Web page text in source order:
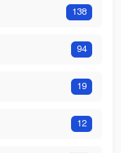
138
94
19
12